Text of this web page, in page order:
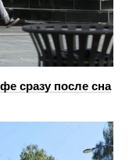
сразу после сна